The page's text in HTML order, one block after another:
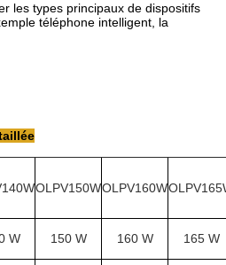
les types principaux de dispositifs
téléphone intelligent, la
OLPV150WOLPV160W
W 150 W 160 W 165 W